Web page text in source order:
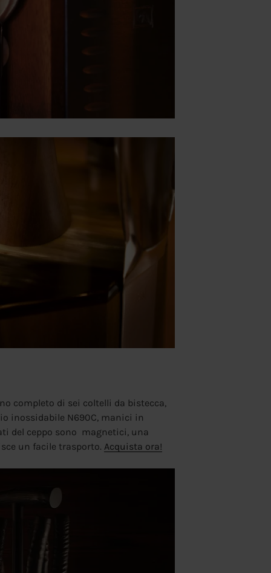
completo di sei coltelli da bistecca,
inossidabile N690C, manici in
del ceppo sono magnetici, una
un facile trasporto. Acquista ora!